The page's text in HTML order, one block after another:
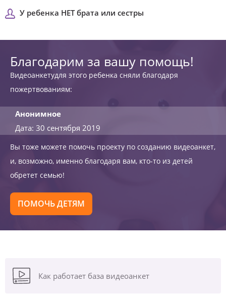
У ребенка НЕТ брата или сестры
Благодарим за вашу помощь!
Видеоанкетудля этого ребенка сняли благодаря
пожертвованиям:
Анонимное
Дата: 30 сентября 2019
Вы тоже можете помочь проекту по созданию видеоанкет,
и, возможно, именно благодаря вам, кто-то из детей
обретет семью!
ПОМОЧЬ ДЕТЯМ
Как работает база видеоанкет